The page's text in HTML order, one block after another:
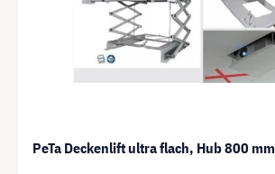
PeTa Deckenlift ultra flach, Hub 800 mm